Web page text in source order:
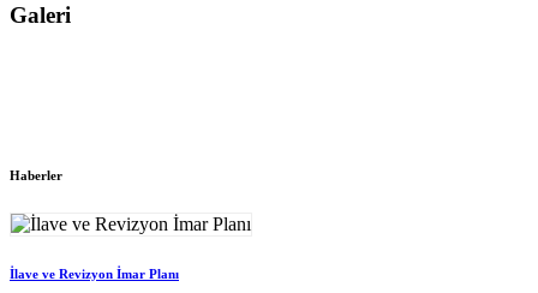
Galeri
Haberler
İlave ve Revizyon İmar Planı